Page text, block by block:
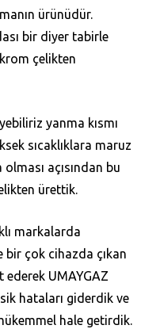
ürünüdür.
bir diyer tabirle
çelikten
yanma kısmı
sıcaklıklara maruz
açısından bu
ürettik.
markalarda
bir çok cihazda çıkan
ederek UMAYGAZ
hataları giderdik ve
hale getirdik.